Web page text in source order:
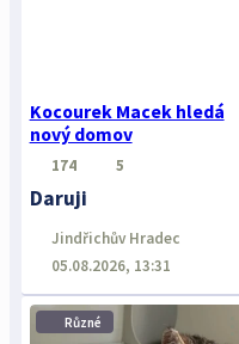
Kocourek Macek hledá
nový domov
174 5
Daruji
Jindřichův Hradec
05.08.2026, 13:31
Různé